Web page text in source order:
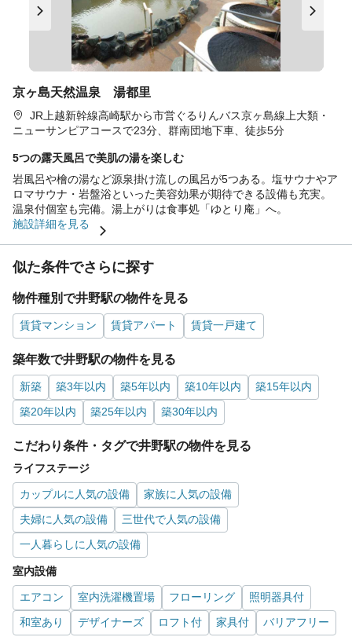
京ヶ島天然温泉 湯都里
JR上越新幹線高崎駅から市営ぐるりんバス京ヶ島線上大類・
ニューサンピアコースで23分、群南団地下車、徒歩5分
5つの露天風呂で美肌の湯を楽しむ
岩風呂や檜の湯など源泉掛け流しの風呂が5つある。塩サウナやア
ロマサウナ・岩盤浴といった美容効果が期待できる設備も充実。
温泉付個室も完備。湯上がりは食事処「ゆとり庵」へ。
施設詳細を見る
似た条件でさらに探す
物件種別で井野駅の物件を見る
賃貸マンション 賃貸アパート 賃貸一戸建て
築年数で井野駅の物件を見る
新築 築3年以内 築5年以内 築10年以内
築15年以内
築20年以内
築25年以内 築30年以内
こだわり条件・タグで井野駅の物件を見る
ライフステージ
カップルに人気の設備
家族に人気の設備
夫婦に人気の設備
三世代で人気の設備
一人暮らしに人気の設備
室内設備
エアコン 室内洗濯機置場 フローリング
照明器具付
和室あり
デザイナーズ ロフト付 家具付 バリアフリー